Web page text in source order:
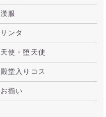
漢服
サンタ
天使・堕天使
殿堂入りコス
お揃い